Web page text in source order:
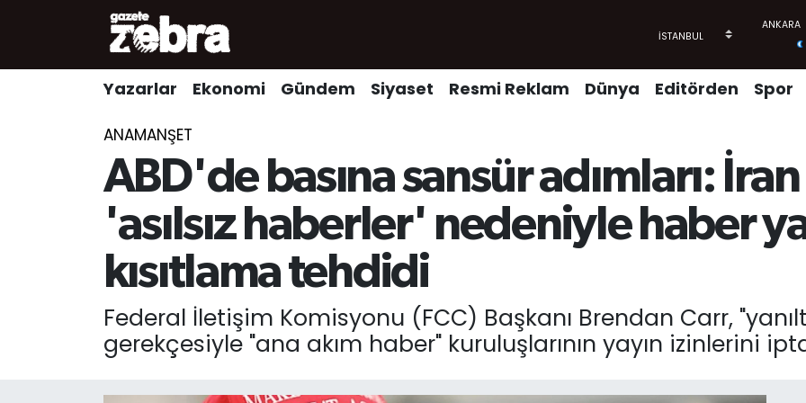
Yazarlar Ekonomi Gündem Siyaset Resmi Reklam Dünya Editörden Spor
ANAMANŞET
ABD'de basına sansür adımları:
'asılsız haberler' nedeniyle haber
kısıtlama tehdidi
Federal İletişim Komisyonu (FCC) Başkanı Brendan Carr,
gerekçesiyle "ana akım haber" kuruluşlarının yayın izinlerini
Yazarlar
Kültür-Sanat
Nöbetçi Eczaneler
Trafik Durumu
Süper Lig Puan Durumu ve Fikstür
Tüm Manşetler
Haber Arşivi